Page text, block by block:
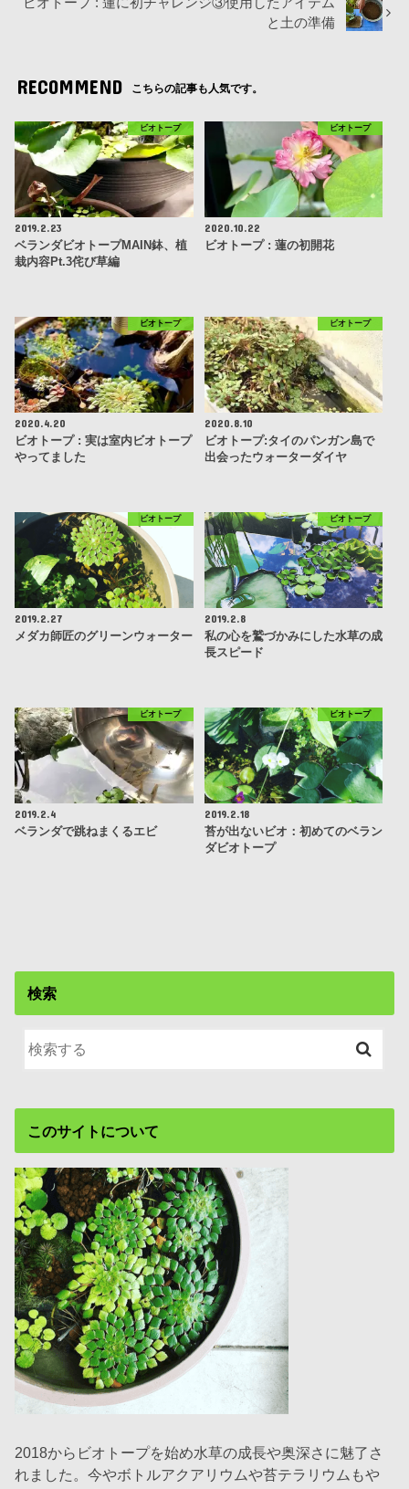
と土の準備
RECOMMEND こちらの記事も人気です。
ビオトープ
2019.2.23
ベランダビオトープMAIN鉢、植
栽内容Pt.3侘び草編
ビオトープ
2020.10.22
ビオトープ : 蓮の初開花
ビオトープ
2020.4.20
ビオトープ : 実は室内ビオトープ
やってました
ビオトープ
2020.8.10
ビオトープ:タイのパンガン島で
出会ったウォーターダイヤ
ビオトープ
2019.2.27
メダカ師匠のグリーンウォーター
ビオトープ
2019.2.8
私の心を鷲づかみにした水草の成
長スピード
ビオトープ
2019.2.4
ベランダで跳ねまくるエビ
ビオトープ
2019.2.18
苔が出ないビオ：初めてのベラン
ダビオトープ
検索
このサイトについて
2018からビオトープを始め水草の成長や奥深さに魅了さ
れました。今やボトルアクアリウムや苔テラリウムもや